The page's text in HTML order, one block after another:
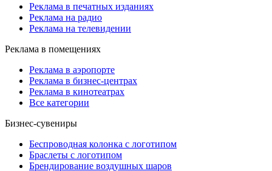
Реклама в печатных изданиях
Реклама на радио
Реклама на телевидении
Реклама в помещениях
Реклама в аэропорте
Реклама в бизнес-центрах
Реклама в кинотеатрах
Все категории
Бизнес-сувениры
Беспроводная колонка с логотипом
Браслеты с логотипом
Брендирование воздушных шаров